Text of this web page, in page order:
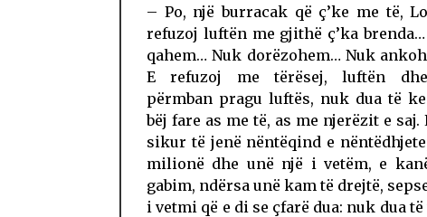
– Po, një burracak që ç’ke me të,
refuzoj luftën me gjithë ç’ka
qahem… Nuk dorëzohem… Nuk
E refuzoj me tërësej, luftën
përmban pragu luftës, nuk dua të
bëj fare as me të, as me njerëzit e saj.
sikur të jenë nëntëqind e
milionë dhe unë një i vetëm, e
gabim, ndërsa unë kam të drejtë,
i vetmi që e di se çfarë dua: nuk dua të